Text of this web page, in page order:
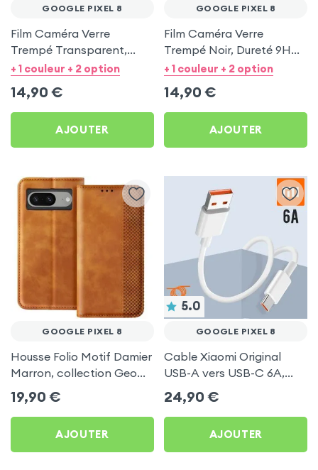
GOOGLE PIXEL 8
Film Caméra Verre
Trempé Transparent,
Dureté 9H pour Google
+ 1 couleur + 2 option
14,90 €
AJOUTER
GOOGLE PIXEL 8
Film Caméra Verre
Trempé Noir, Dureté 9H
pour Google Pixel 8
+ 1 couleur + 2 option
14,90 €
AJOUTER
GOOGLE PIXEL 8
Housse Folio Motif Damier
Marron, collection Geo
pour Google Pixel 8
19,90 €
AJOUTER
5.0
GOOGLE PIXEL 8
Cable Xiaomi Original
USB-A vers USB-C 6A,
Charge Rapide et
Synchronisation - Blanc
pour Google Pixel 8
24,90 €
AJOUTER